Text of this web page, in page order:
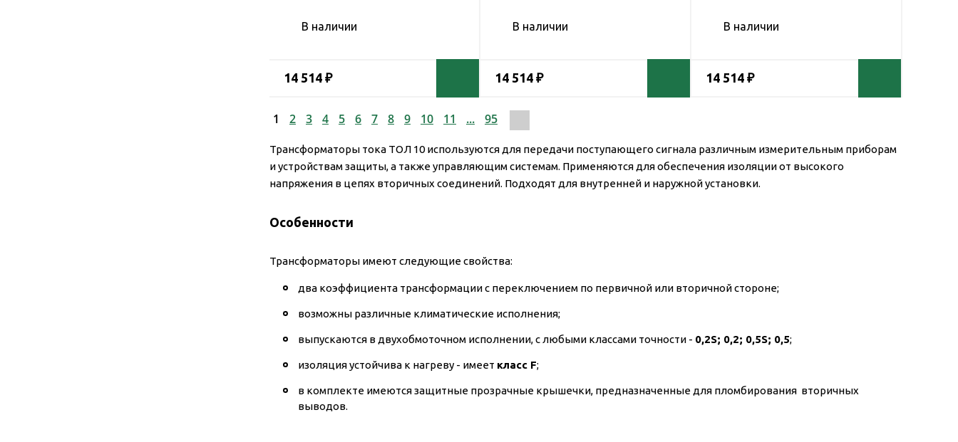
В наличии
14 514 ₽
В наличии
14 514 ₽
В наличии
14 514 ₽
1 2 3 4 5 6 7 8 9 10 11 ... 95
Трансформаторы тока ТОЛ 10 используются для передачи поступающего сигнала различным измерительным приборам
и устройствам защиты, а также управляющим системам. Применяются для обеспечения изоляции от высокого
напряжения в цепях вторичных соединений. Подходят для внутренней и наружной установки.
Особенности
Трансформаторы имеют следующие свойства:
два коэффициента трансформации с переключением по первичной или вторичной стороне;
возможны различные климатические исполнения;
выпускаются в двухобмоточном исполнении, с любыми классами точности - 0,2S; 0,2; 0,5S; 0,5;
изоляция устойчива к нагреву - имеет класс F;
в комплекте имеются защитные прозрачные крышечки, предназначенные для пломбирования вторичных
выводов.